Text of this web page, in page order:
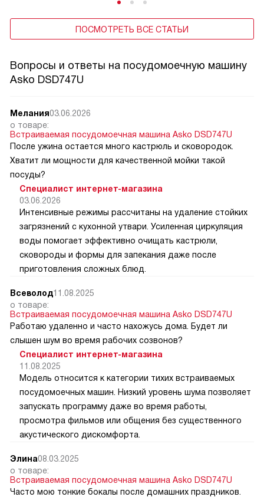
ПОСМОТРЕТЬ ВСЕ СТАТЬИ
Вопросы и ответы на посудомоечную машину
Asko DSD747U
Мелания03.06.2026
о товаре:
Встраиваемая посудомоечная машина Asko DSD747U
После ужина остается много кастрюль и сковородок.
Хватит ли мощности для качественной мойки такой
посуды?
Специалист интернет-магазина
03.06.2026
Интенсивные режимы рассчитаны на удаление стойких
загрязнений с кухонной утвари. Усиленная циркуляция
воды помогает эффективно очищать кастрюли,
сковороды и формы для запекания даже после
приготовления сложных блюд.
Всеволод11.08.2025
о товаре:
Встраиваемая посудомоечная машина Asko DSD747U
Работаю удаленно и часто нахожусь дома. Будет ли
слышен шум во время рабочих созвонов?
Специалист интернет-магазина
11.08.2025
Модель относится к категории тихих встраиваемых
посудомоечных машин. Низкий уровень шума позволяет
запускать программу даже во время работы,
просмотра фильмов или общения без существенного
акустического дискомфорта.
Элина08.03.2025
о товаре:
Встраиваемая посудомоечная машина Asko DSD747U
Часто мою тонкие бокалы после домашних праздников.